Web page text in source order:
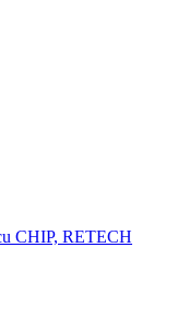
CHIP, RETECH